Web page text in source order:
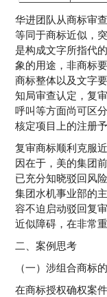
华进团队从商标审
等同于商标近似，
是构成文字所指代
象的用途，非商标
商标整体以及文字
知局审查认定，复
呼叫等方面尚可区
核定项目上的注册
复审商标顺利克服
因在于，美的集团
已充分知晓驳回风
集团水机事业部的
容不迫启动驳回复
近似障碍，在非常
二、案例思考
（一）涉组合商标
在商标授权确权案